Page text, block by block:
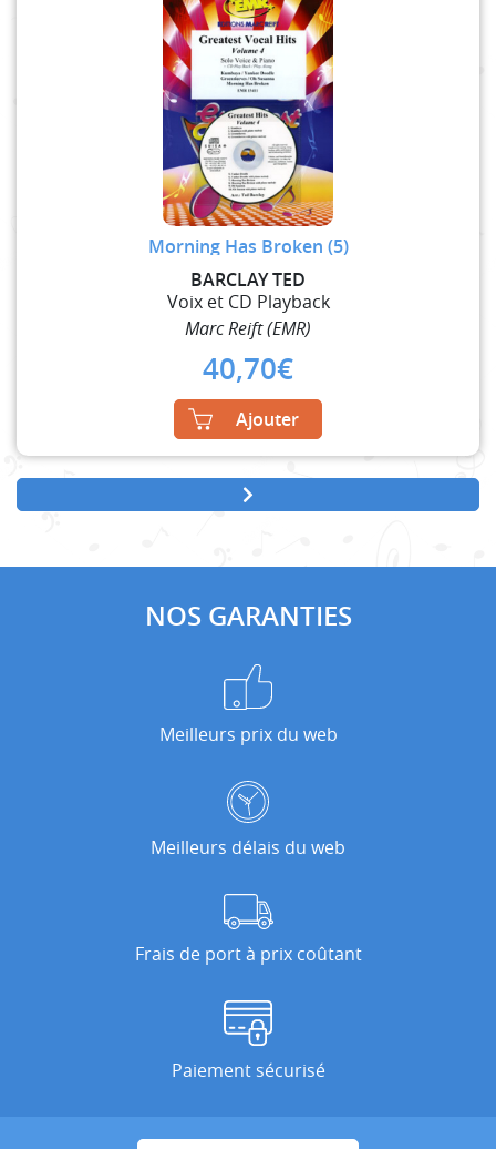
Morning Has Broken (5)
BARCLAY TED
Voix et CD Playback
Marc Reift (EMR)
40,70€
Ajouter
NOS GARANTIES
Meilleurs prix du web
Meilleurs délais du web
Frais de port à prix coûtant
Paiement sécurisé